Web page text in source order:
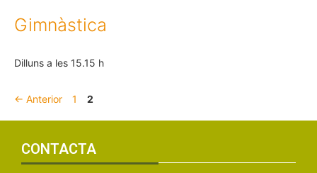
Gimnàstica
Dilluns a les 15.15 h
← Anterior 1 2
CONTACTA